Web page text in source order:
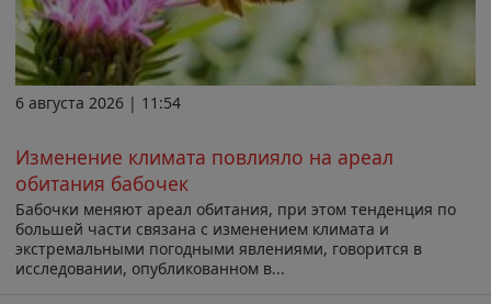
6 августа 2026 | 11:54
Изменение климата повлияло на ареал
обитания бабочек
Бабочки меняют ареал обитания, при этом тенденция по
большей части связана с изменением климата и
экстремальными погодными явлениями, говорится в
исследовании, опубликованном в...